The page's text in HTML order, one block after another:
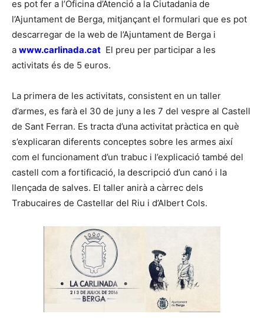
es pot fer a l’Oficina d’Atenció a la Ciutadania de
l’Ajuntament de Berga, mitjançant el formulari que es pot
descarregar de la web de l’Ajuntament de Berga i
a www.carlinada.cat El preu per participar a les
activitats és de 5 euros.
La primera de les activitats, consistent en un taller
d’armes, es farà el 30 de juny a les 7 del vespre al Castell
de Sant Ferran. Es tracta d’una activitat pràctica en què
s’explicaran diferents conceptes sobre les armes així
com el funcionament d’un trabuc i l’explicació també del
castell com a fortificació, la descripció d’un canó i la
llençada de salves. El taller anirà a càrrec dels
Trabucaires de Castellar del Riu i d’Albert Cols.